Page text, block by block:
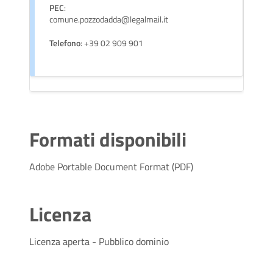
PEC:
comune.pozzodadda@legalmail.it
Telefono: +39 02 909 901
Formati disponibili
Adobe Portable Document Format (PDF)
Licenza
Licenza aperta - Pubblico dominio